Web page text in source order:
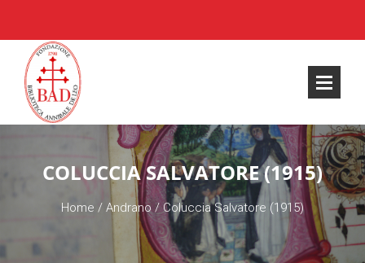
COLUCCIA SALVATORE (1915)
Home / Andrano /Coluccia Salvatore (1915)